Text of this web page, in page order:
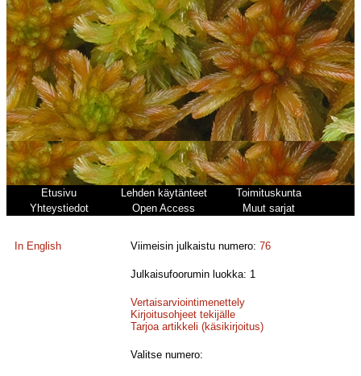
Etusivu Lehden käytänteet
Toimituskunta
Yhteystiedot
Open Access Muut sarjat
In English Viimeisin julkaistu numero:76
Julkaisufoorumin luokka: 1
Vertaisarviointimenettely
Kirjoitusohjeet tekijälle
Tarjoa artikkeli (käsikirjoitus)
Valitse numero: